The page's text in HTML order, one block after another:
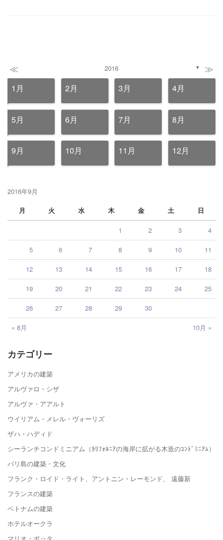
≪ 2016 ▼ ≫
1月 2月 3月 4月
5月 6月 7月 8月
9月 10月 11月 12月
2016年9月
月
火 水 木 金 土 日
« 8月 10月 »
1 2 3 4
5 6 7 8 9 10 11
12 13 14 15 16 17 18
19 20 21 22 23 24 25
26 27 28 29 30
カテゴリー
アメリカの建築
アルヴァロ・シザ
アルヴァ・アアルト
ウイリアム・メレル・ヴォーリズ
ザハ・ハディド
シーランチコンドミニアム（ｶﾘﾌｫﾙﾆｱの海岸に拡がる木造のｺﾝﾄﾞﾐﾆｱﾑ）
バリ島の建築・文化
フランク・ロイド・ライト、アントニン・レーモンド、 遠藤新
フランスの建築
ベトナムの建築
ホテルオークラ
マリオ・ボッタ